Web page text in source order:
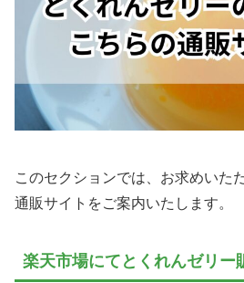
このセクションでは、お求めいた
通販サイトをご案内いたします。
楽天市場にてとくれんゼリー